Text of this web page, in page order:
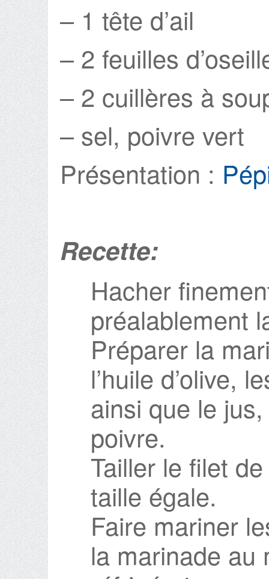
– 1 tête d’ail
– 2 feuilles
– 2 cuillères à
– sel, poivre vert
Présentation :
Recette:
Hacher
préalablement
Préparer la
l’huile d’olive,
ainsi que le
poivre.
Tailler le filet
taille égale.
Faire mariner
la marinade au